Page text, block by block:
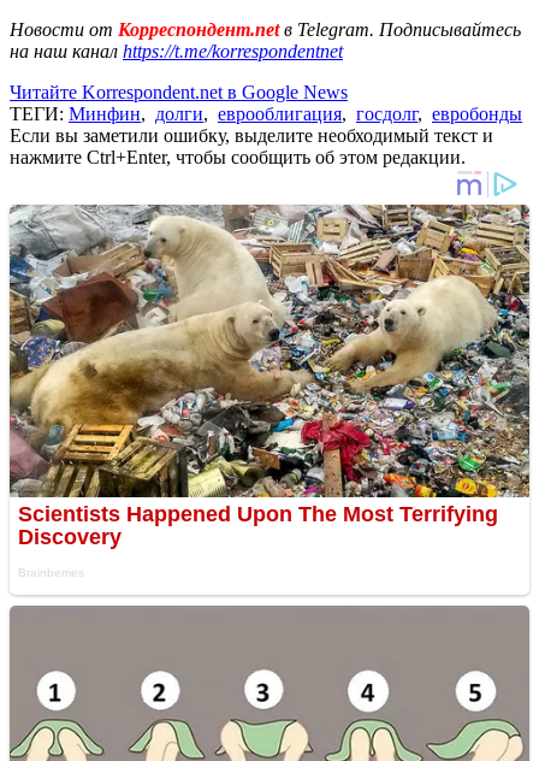
Новости от Корреспондент.netв Telegram. Подписывайтесь
на наш канал https://t.me/korrespondentnet
Читайте Korrespondent.net в Google News
ТЕГИ: Минфин, долги, еврооблигация, госдолг, евробонды
Если вы заметили ошибку, выделите необходимый текст и
нажмите Ctrl+Enter, чтобы сообщить об этом редакции.